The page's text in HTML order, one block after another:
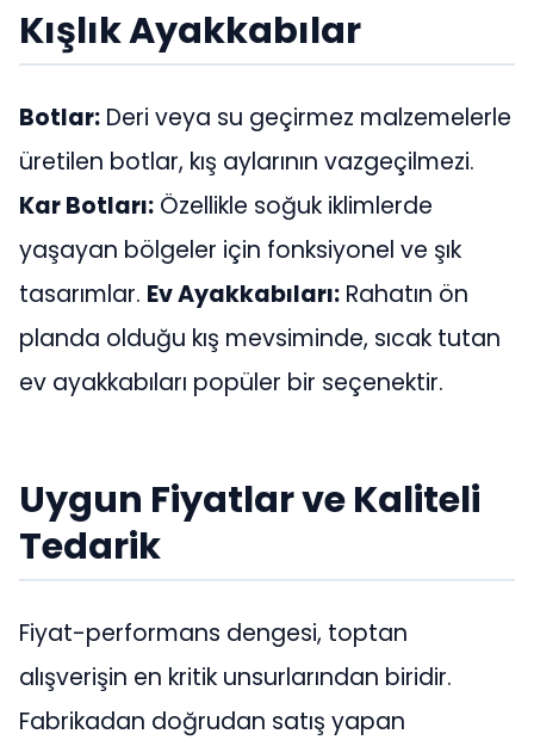
Kışlık Ayakkabılar
Botlar: Deri veya su geçirmez malzemelerle
üretilen botlar, kış aylarının vazgeçilmezi.
Kar Botları: Özellikle soğuk iklimlerde
yaşayan bölgeler için fonksiyonel ve şık
tasarımlar. Ev Ayakkabıları: Rahatın ön
planda olduğu kış mevsiminde, sıcak tutan
ev ayakkabıları popüler bir seçenektir.
Uygun Fiyatlar ve Kaliteli
Tedarik
Fiyat-performans dengesi, toptan
alışverişin en kritik unsurlarından biridir.
Fabrikadan doğrudan satış yapan